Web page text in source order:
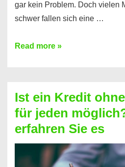
gar kein Problem. Doch vielen
schwer fallen sich eine …
Kreditkarte
Prepaid
ist
nicht
nur
für
Read more »
Ist ein Kredit
für jeden
erfahren Sie es